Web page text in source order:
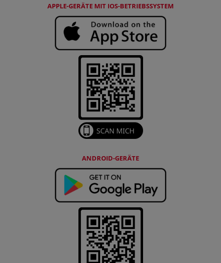
APPLE-GERÄTE MIT IOS-BETRIEBSSYSTEM
ANDROID-GERÄTE